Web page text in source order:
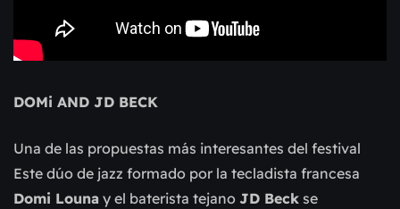
DOMi AND JD BECK
Una de las propuestas más interesantes del festival
Este dúo de jazz formado por la tecladista francesa
Domi Louna y el baterista tejano JD Beck se